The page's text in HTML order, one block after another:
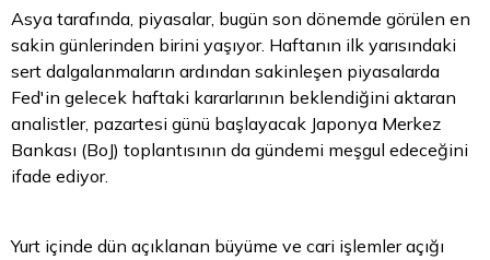
Asya tarafında, piyasalar, bugün son dönemde görülen en
sakin günlerinden birini yaşıyor. Haftanın ilk yarısındaki
sert dalgalanmaların ardından sakinleşen piyasalarda
Fed'in gelecek haftaki kararlarının beklendiğini aktaran
analistler, pazartesi günü başlayacak Japonya Merkez
Bankası (BoJ) toplantısının da gündemi meşgul edeceğini
ifade ediyor.
Yurt içinde dün açıklanan büyüme ve cari işlemler açığı